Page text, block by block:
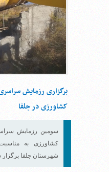
برگزاری رزمایش
کشاورزی در جلفا
سومین رزمایش
کشاورزی به
شهرستان جلفا برگزار